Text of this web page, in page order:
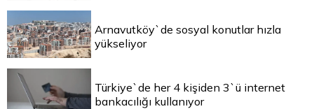
Arnavutköy`de sosyal konutlar hızla
yükseliyor
Türkiye`de her 4 kişiden 3`ü internet
bankacılığı kullanıyor